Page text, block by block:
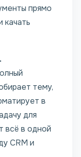
прямо
качать
тему,
в
для
всё в одной
CRM и